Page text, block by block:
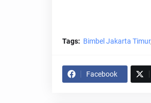
Tags: Bimbel Jakarta Timur
Facebook